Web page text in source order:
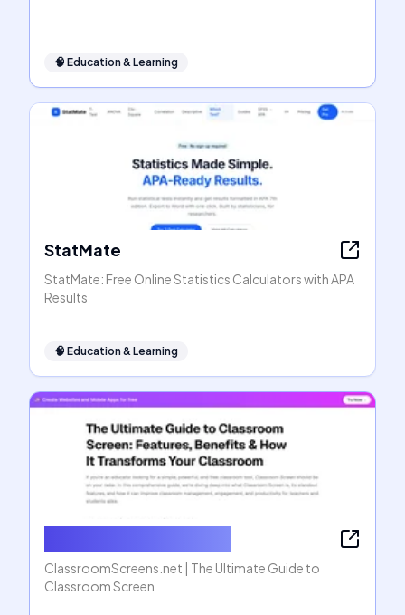
🧠 Education & Learning
StatMate
StatMate: Free Online Statistics Calculators with APA
Results
🧠 Education & Learning
ClassroomScreens.net | The Ultimate Guide to
Classroom Screen